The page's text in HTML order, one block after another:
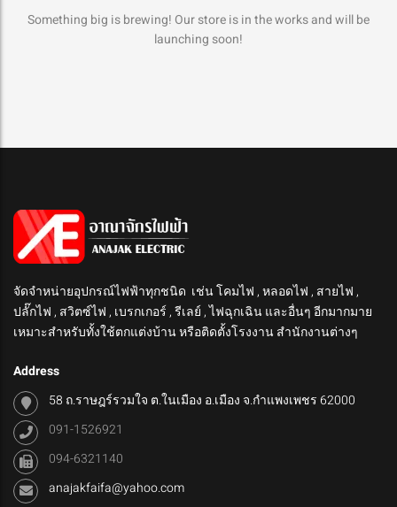
Something big is brewing! Our store is in the works and will be
launching soon!
จัดจำหน่ายอุปกรณ์ไฟฟ้าทุกชนิด เช่น โคมไฟ , หลอดไฟ , สายไฟ ,
ปลั๊กไฟ , สวิตซ์ไฟ , เบรกเกอร์ , รีเลย์ , ไฟฉุกเฉิน และอื่นๆ อีกมากมาย
เหมาะสำหรับทั้งใช้ตกแต่งบ้าน หรือติดตั้งโรงงาน สำนักงานต่างๆ
Address
58 ถ.ราษฎร์รวมใจ ต.ในเมือง อ.เมือง จ.กำแพงเพชร 62000
091-1526921
094-6321140
anajakfaifa@yahoo.com